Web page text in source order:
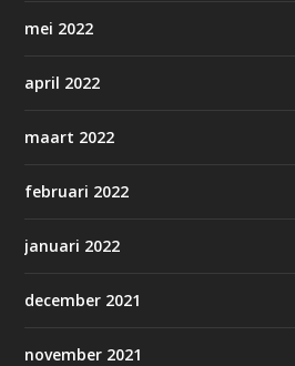
mei 2022
april 2022
maart 2022
februari 2022
januari 2022
december 2021
november 2021